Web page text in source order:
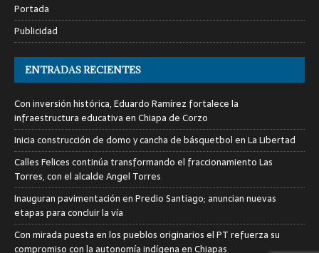
Portada
Publicidad
ENTRADAS RECIENTES
Con inversión histórica, Eduardo Ramírez fortalece la
infraestructura educativa en Chiapa de Corzo
Inicia construcción de domo y cancha de básquetbol en La Libertad
Calles Felices continúa transformando el fraccionamiento Las
Torres, con el alcalde Angel Torres
Inauguran pavimentación en Predio Santiago; anuncian nuevas
etapas para concluir la vía
Con mirada puesta en los pueblos originarios el PT refuerza su
compromiso con la autonomía indígena en Chiapas